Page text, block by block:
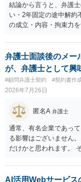
結論から言うと、弁護
い・2年固定の途中解約
の成立・内容・拘束力
みてはいかがでしょう
であれば）書面で退所
弁護士面談後のメー
が、弁護士として興
#顧問弁護士契約 #契約書作
2026年7月26日
匿名A 弁護士
通常、有名企業であっ
る影響はございません
だけかと思われます。
相談者様のご意見が反
AI活用Webサービス